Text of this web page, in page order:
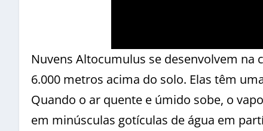
Nuvens Altocumulus se desenvolvem na
6.000 metros acima do solo. Elas têm
Quando o ar quente e úmido sobe, o
em minúsculas gotículas de água em